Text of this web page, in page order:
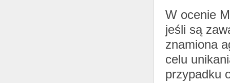
W ocenie
jeśli są
znamiona
celu
przypadku